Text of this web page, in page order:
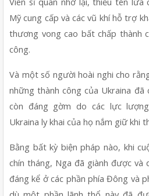
Mỹ cung cấp và các vũ khí hỗ trợ
thương vong cao bất chấp thành
công.
Và một số người hoài nghi cho
những thành công của Ukraina đã
còn đáng gờm do các lực
Ukraina ly khai của họ nắm giữ khi
Bằng bất kỳ biện pháp nào, khi
chín tháng, Nga đã giành được
đáng kể ở các phần phía Đông và